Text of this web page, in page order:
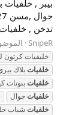
بيبر ,
تدخن ,
SnipeR
خليفيات كرتون
خلفياتبلاك
خلفياتبنوتات
خلفياتجوال
خلفيات شباب